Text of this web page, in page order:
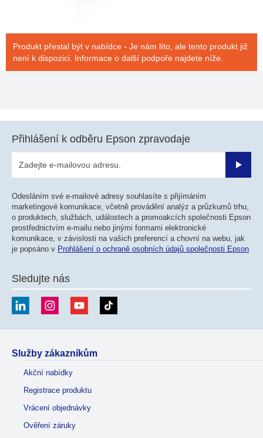
Produkt přestal být v nabídce - Je nám líto, ale tento produkt již
není k dispozici. Informace o další podpoře najdete níže.
Přihlášení k odběru Epson zpravodaje
Odesláním své e-mailové adresy souhlasíte s přijímáním
marketingové komunikace, včetně provádění analýz a průzkumů trhu,
o produktech, službách, událostech a promoakcích společnosti Epson
prostřednictvím e-mailu nebo jinými formami elektronické
komunikace, v závislosti na vašich preferencí a chovní na webu, jak
je popsáno v Prohlášení o ochraně osobních údajů společnosti Epson
Sledujte nás
Služby zákazníkům
Akční nabídky
Registrace produktu
Vrácení objednávky
Ověření záruky